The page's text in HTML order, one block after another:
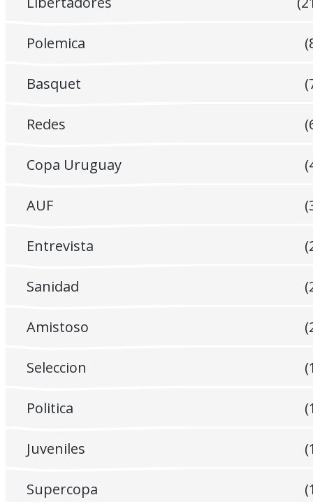
Polemica
Basquet
Redes
Copa Uruguay
AUF
Entrevista
Sanidad
Amistoso
Seleccion
Politica
Juveniles
Supercopa